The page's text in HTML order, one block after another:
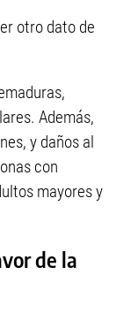
otro dato de
Además,
y daños al
con
mayores y
de la